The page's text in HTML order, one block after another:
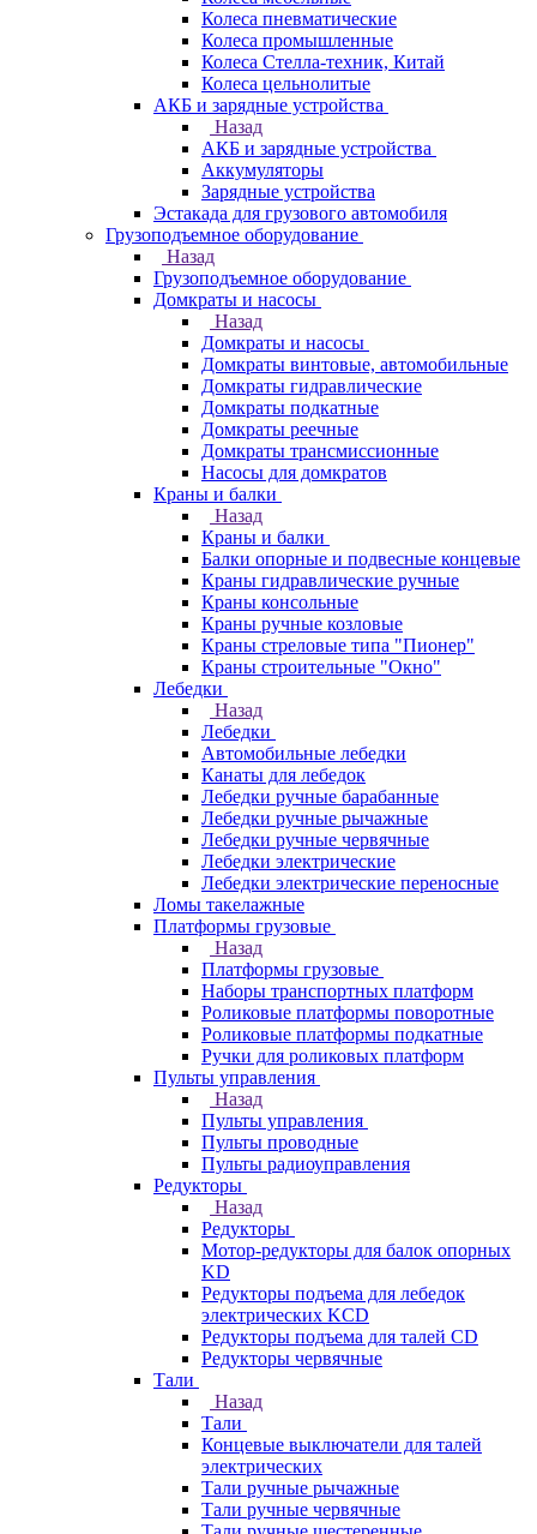
Колеса пневматические
Колеса промышленные
Колеса Стелла-техник, Китай
Колеса цельнолитые
АКБ и зарядные устройства
Назад
АКБ и зарядные устройства
Аккумуляторы
Зарядные устройства
Эстакада для грузового автомобиля
Грузоподъемное оборудование
Назад
Грузоподъемное оборудование
Домкраты и насосы
Назад
Домкраты и насосы
Домкраты винтовые, автомобильные
Домкраты гидравлические
Домкраты подкатные
Домкраты реечные
Домкраты трансмиссионные
Насосы для домкратов
Краны и балки
Назад
Краны и балки
Балки опорные и подвесные концевые
Краны гидравлические ручные
Краны консольные
Краны ручные козловые
Краны стреловые типа "Пионер"
Краны строительные "Окно"
Лебедки
Назад
Лебедки
Автомобильные лебедки
Канаты для лебедок
Лебедки ручные барабанные
Лебедки ручные рычажные
Лебедки ручные червячные
Лебедки электрические
Лебедки электрические переносные
Ломы такелажные
Платформы грузовые
Назад
Платформы грузовые
Наборы транспортных платформ
Роликовые платформы поворотные
Роликовые платформы подкатные
Ручки для роликовых платформ
Пульты управления
Назад
Пульты управления
Пульты проводные
Пульты радиоуправления
Редукторы
Назад
Редукторы
Мотор-редукторы для балок опорных
KD
Редукторы подъема для лебедок
электрических KCD
Редукторы подъема для талей CD
Редукторы червячные
Тали
Назад
Тали
Концевые выключатели для талей
электрических
Тали ручные рычажные
Тали ручные червячные